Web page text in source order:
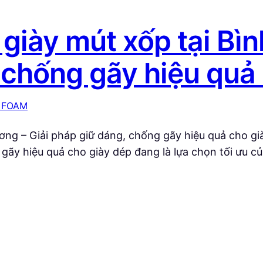
mút xốp tại
gãy hiệu
– Giải pháp giữ dáng, chống gãy hiệu quả cho
hiệu quả cho giày dép đang là lựa chọn tối ưu